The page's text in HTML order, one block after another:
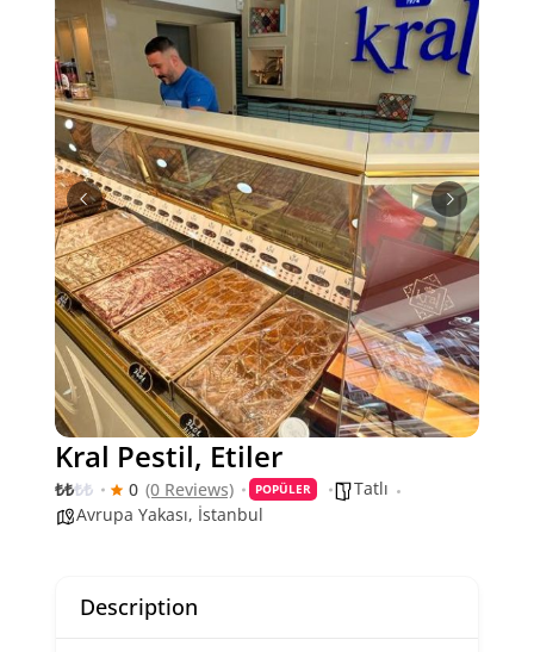
Kral Pestil, Etiler
₺₺₺₺ 0 (0 Reviews) POPÜLER
Tatlı
Avrupa Yakası, İstanbul
Description